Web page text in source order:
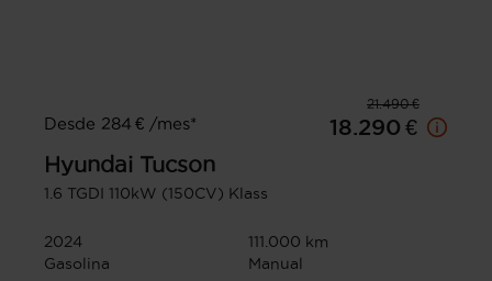
21.490 €
Desde 284 € /mes*
18.290 €
Hyundai Tucson
1.6 TGDI 110kW (150CV) Klass
2024
111.000 km
Gasolina
Manual